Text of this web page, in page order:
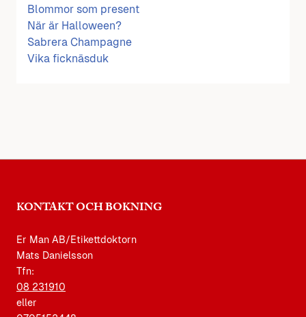
Blommor som present
När är Halloween?
Sabrera Champagne
Vika ficknäsduk
KONTAKT OCH BOKNING
Er Man AB/Etikettdoktorn
Mats Danielsson
Tfn:
08 231910
eller